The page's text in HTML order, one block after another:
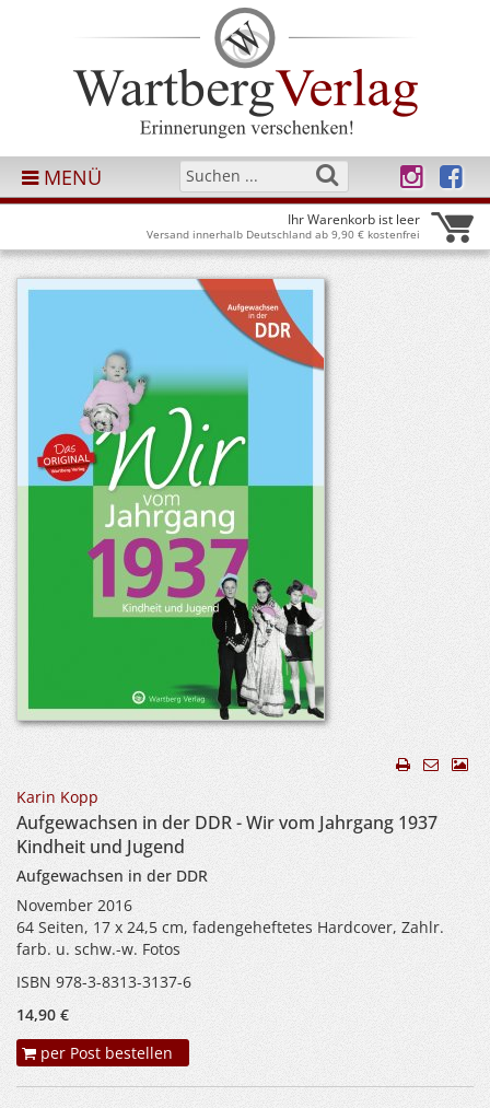
MENÜ
Ihr Warenkorb ist leer
Versand innerhalb Deutschland ab 9,90 € kostenfrei
Karin Kopp
Aufgewachsen in der DDR - Wir vom Jahrgang 1937
Kindheit und Jugend
Aufgewachsen in der DDR
November 2016
64 Seiten, 17 x 24,5 cm, fadengeheftetes Hardcover, Zahlr.
farb. u. schw.-w. Fotos
ISBN 978-3-8313-3137-6
14,90 €
per Post bestellen